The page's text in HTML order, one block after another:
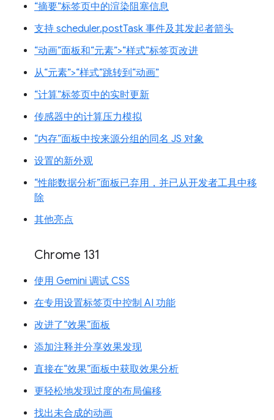
“摘要”标签页中的渲染阻塞信息
支持 scheduler.postTask 事件及其发起者箭头
“动画”面板和“元素”>“样式”标签页改进
从“元素”>“样式”跳转到“动画”
“计算”标签页中的实时更新
传感器中的计算压力模拟
“内存”面板中按来源分组的同名 JS 对象
设置的新外观
“性能数据分析”面板已弃用，并已从开发者工具中移
除
其他亮点
Chrome 131
使用 Gemini 调试 CSS
在专用设置标签页中控制 AI 功能
改进了“效果”面板
添加注释并分享效果发现
直接在“效果”面板中获取效果分析
更轻松地发现过度的布局偏移
找出未合成的动画